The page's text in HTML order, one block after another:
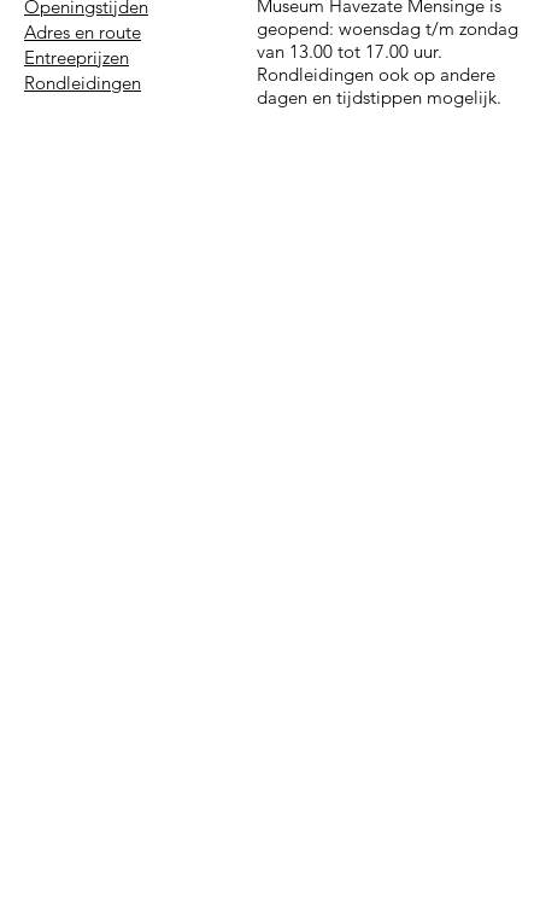
Openingstijden
Adres en route
Entreeprijzen
Rondleidingen
Museum Havezate Mensinge is
geopend: woensdag t/m zondag
van 13.00 tot 17.00 uur.
Rondleidingen ook op andere
dagen en tijdstippen mogelijk.